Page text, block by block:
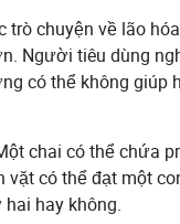
chuyện về lão
Người tiêu dùng
có thể không
chai có thể chứa
vặt có thể đạt một
hay không.